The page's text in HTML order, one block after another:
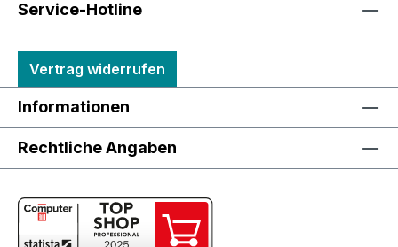
Service-Hotline
Vertrag widerrufen
Informationen
Rechtliche Angaben